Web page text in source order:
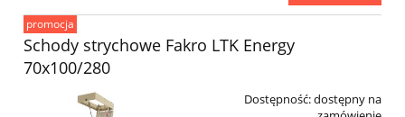
Schody strychowe Fakro LTK Energy
70x100/280
Dostępność:dostępny na
promocja